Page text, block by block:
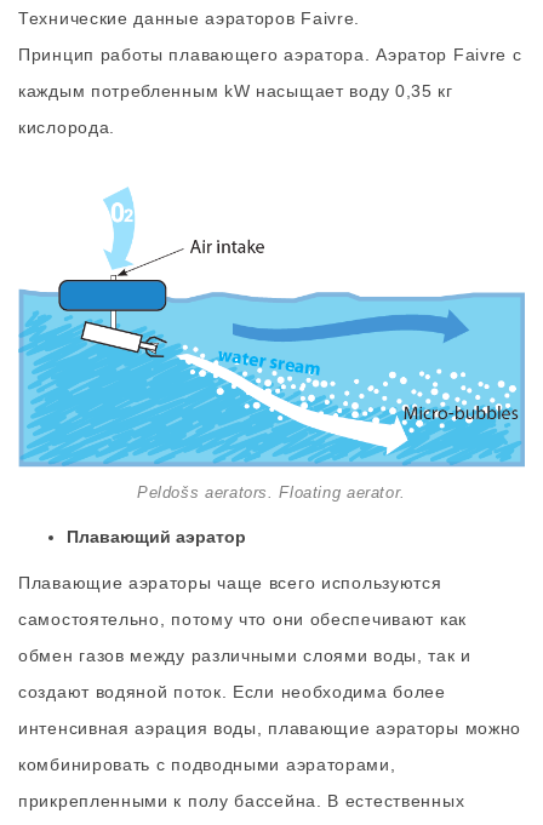
Технические данные аэраторов Faivre.
Принцип работы плавающего аэратора. Аэратор Faivre с
каждым потребленным kW насыщает воду 0,35 кг
кислорода.
Peldošs aerators. Floating aerator.
Плавающий аэратор
Плавающие аэраторы чаще всего используются
самостоятельно, потому что они обеспечивают как
обмен газов между различными слоями воды, так и
cоздают водяной поток. Если необходима более
интенсивная аэрация воды, плавающие аэраторы можно
комбинировать с подводными аэраторами,
прикрепленными к полу бассейна. В естественных